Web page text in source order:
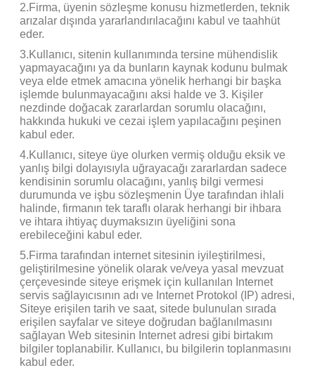
2.Firma, üyenin sözleşme konusu hizmetlerden, teknik
arızalar dışında yararlandırılacağını kabul ve taahhüt
eder.
3.Kullanıcı, sitenin kullanımında tersine mühendislik
yapmayacağını ya da bunların kaynak kodunu bulmak
veya elde etmek amacına yönelik herhangi bir başka
işlemde bulunmayacağını aksi halde ve 3. Kişiler
nezdinde doğacak zararlardan sorumlu olacağını,
hakkında hukuki ve cezai işlem yapılacağını peşinen
kabul eder.
4.Kullanıcı, siteye üye olurken vermiş olduğu eksik ve
yanlış bilgi dolayısıyla uğrayacağı zararlardan sadece
kendisinin sorumlu olacağını, yanlış bilgi vermesi
durumunda ve işbu sözleşmenin Üye tarafından ihlali
halinde, firmanın tek taraflı olarak herhangi bir ihbara
ve ihtara ihtiyaç duymaksızın üyeliğini sona
erebileceğini kabul eder.
5.Firma tarafından internet sitesinin iyileştirilmesi,
geliştirilmesine yönelik olarak ve/veya yasal mevzuat
çerçevesinde siteye erişmek için kullanılan Internet
servis sağlayıcısının adı ve Internet Protokol (IP) adresi,
Siteye erişilen tarih ve saat, sitede bulunulan sırada
erişilen sayfalar ve siteye doğrudan bağlanılmasını
sağlayan Web sitesinin Internet adresi gibi birtakım
bilgiler toplanabilir. Kullanıcı, bu bilgilerin toplanmasını
kabul eder.